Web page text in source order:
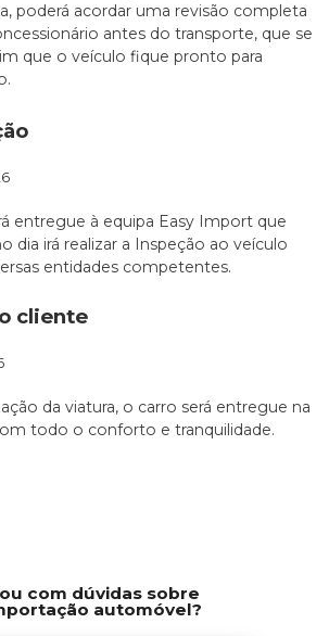
poderá acordar uma revisão completa
antes do transporte, que se
que o veículo fique pronto para
entregue à equipa Easy Import que
dia irá realizar a Inspeção ao veículo
entidades competentes.
cliente
da viatura, o carro será entregue na
todo o conforto e tranquilidade.
com dúvidas sobre
automóvel?